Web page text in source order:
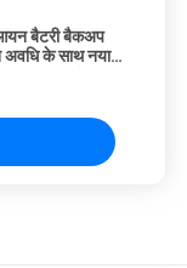
बैटरी बैकअप
के साथ नया